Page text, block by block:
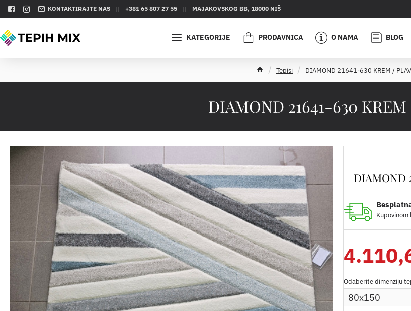
KONTAKTIRAJTE NAS +381 65 807 27 55 MAJAKOVSKOG BB, 18000 NIŠ
KATEGORIJE PRODAVNICA O NAMA BLOG
DIAMOND 21641-630
o
Tepisi DIAMOND 21641-630 KREM /
DIAMOND
Odaberite dimenziju